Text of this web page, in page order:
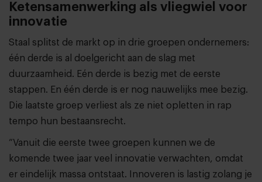
Ketensamenwerking als vliegwiel voor
innovatie
Staal splitst de markt op in drie groepen ondernemers:
één derde is al doelgericht aan de slag met
duurzaamheid. Eén derde is bezig met de eerste
stappen. En één derde is er nog nauwelijks mee bezig.
Die laatste groep verliest als ze niet opletten in rap
tempo hun bestaansrecht.
“Vanuit die eerste twee groepen kunnen we de
komende twee jaar veel innovatie verwachten, omdat
er eindelijk massa ontstaat. Innoveren is lastig zolang je